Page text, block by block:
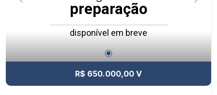
preparação
disponível em breve
R$ 650.000,00 V